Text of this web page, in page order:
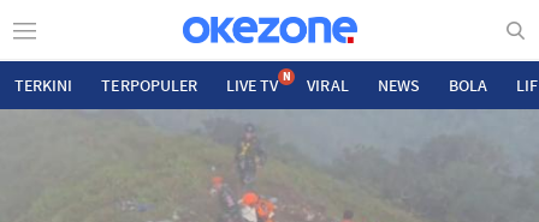
TERKINI TERPOPULER LIVE TV N VIRAL NEWS BOLA